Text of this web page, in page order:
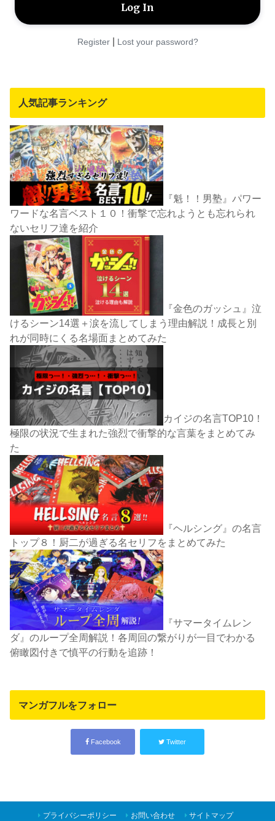
Register| Lost your password?
人気記事ランキング
『魁！！男塾』パワー
ワードな名言ベスト１０！衝撃で忘れようとも忘れられ
ないセリフ達を紹介
『金色のガッシュ』泣
けるシーン14選＋涙を流してしまう理由解説！成長と別
れが同時にくる名場面まとめてみた
カイジの名言TOP10！
極限の状況で生まれた強烈で衝撃的な言葉をまとめてみ
た
『ヘルシング』の名言
トップ８！厨二が過ぎる名セリフをまとめてみた
『サマータイムレン
ダ』のループ全周解説！各周回の繋がりが一目でわかる
俯瞰図付きで慎平の行動を追跡！
マンガフルをフォロー
Facebook Twitter
プライバシーポリシー お問い合わせ サイトマップ